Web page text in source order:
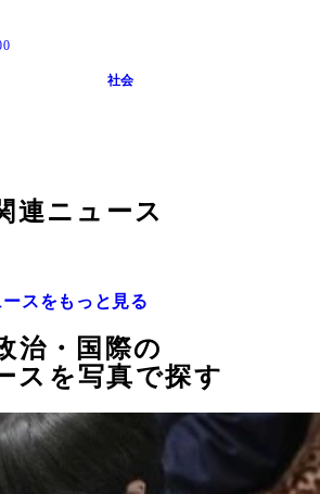
社会
連ニュース
スをもっと見る
治・国際の
スを写真で探す